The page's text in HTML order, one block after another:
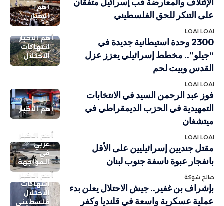
أهم
الاخبار
على التنكر للحق الفلسطيني
LOAI LOAI
أهم الاخبار
انتهاكات
الاحتلال
2300 وحدة استيطانية جديدة في
“جيلو”.. مخطط إسرائيلي يعزز عزل
القدس وبيت لحم
LOAI LOAI
أهم الاخبار
فوز عبد الرحمن السيد في الانتخابات
التمهيدية في الحزب الديمقراطي في
ميتشغان
LOAI LOAI
أهم الاخبار
عربي
في
المواجهة
مقتل جنديين إسرائيليين على الأقل
بانفجار عبوة ناسفة جنوب لبنان
صالح شوكة
أهم الاخبار
انتهاكات
الاحتلال
فلسطيني
بإشراف بن غفير.. جيش الاحتلال يعلن بدء
عملية عسكرية واسعة في قلنديا وكفر